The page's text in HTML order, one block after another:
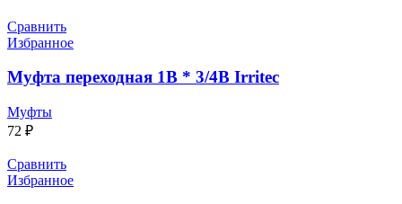
Сравнить
Избранное
Муфта переходная 1В * 3/4В Irritec
Муфты
72 ₽
Сравнить
Избранное